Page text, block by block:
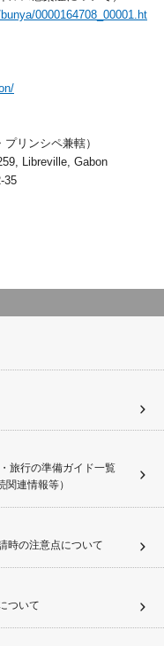
0000164708_00001.ht
リンシペ兼轄）
Libreville, Gabon
35
旅行の準備ガイド一覧
連情報等）
時の注意点について
ついて